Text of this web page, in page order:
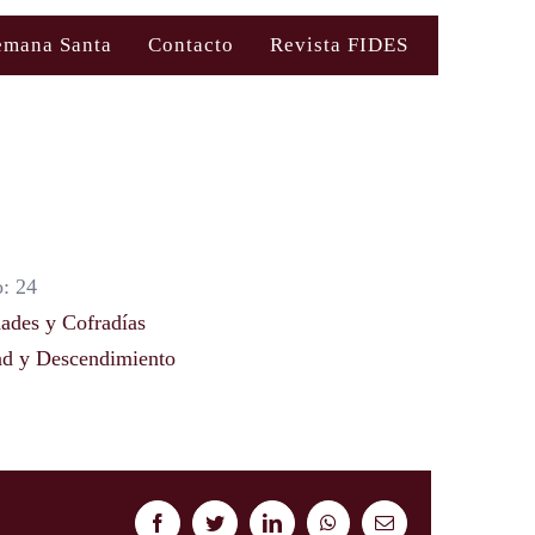
Santa Contacto Revista FIDES
24
y Cofradías
y Descendimiento
FacebookTwitterLinkedInWhatsAppCorreo